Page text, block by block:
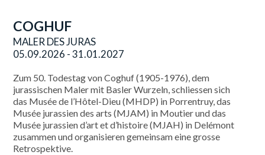
COGHUF
MALER DES JURAS
05.09.2026 - 31.01.2027
Zum 50. Todestag von Coghuf (1905-1976), dem
jurassischen Maler mit Basler Wurzeln, schliessen sich
das Musée de l’Hôtel-Dieu (MHDP) in Porrentruy, das
Musée jurassien des arts (MJAM) in Moutier und das
Musée jurassien d’art et d’histoire (MJAH) in Delémont
zusammen und organisieren gemeinsam eine grosse
Retrospektive.